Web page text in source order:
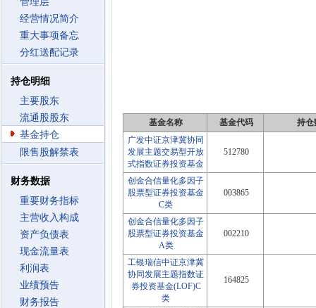
经营情况简介
重大事项备忘
分红送配记录
持仓明细
主要股东
流通股股东
基金持仓
限售股解禁表
财务数据
重要财务指标
主营收入构成
资产负债表
现金流量表
利润表
业绩预告
财务报告
基金名称 基金代码
持仓
广发中证京津冀协同
发展主题交易型开放
式指数证券投资基金
512780
创金合信量化多因子
股票型证券投资基金
C类
003865
创金合信量化多因子
股票型证券投资基金
A类
002210
工银瑞信中证京津冀
协同发展主题指数证
券投资基金(LOF)C
类
164825